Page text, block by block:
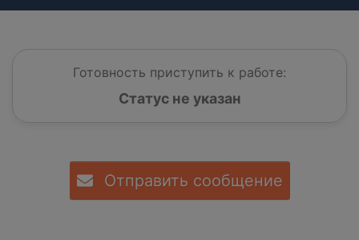
Готовность приступить к работе:
Статус не указан
Отправить сообщение